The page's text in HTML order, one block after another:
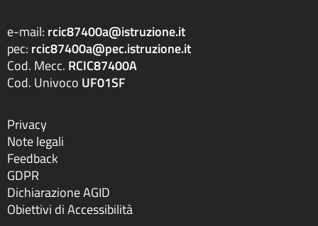
e-mail: rcic87400a@istruzione.it
pec: rcic87400a@pec.istruzione.it
Cod. Mecc. RCIC87400A
Cod. Univoco UF01SF
Privacy
Note legali
Feedback
GDPR
Dichiarazione AGID
Obiettivi di Accessibilità